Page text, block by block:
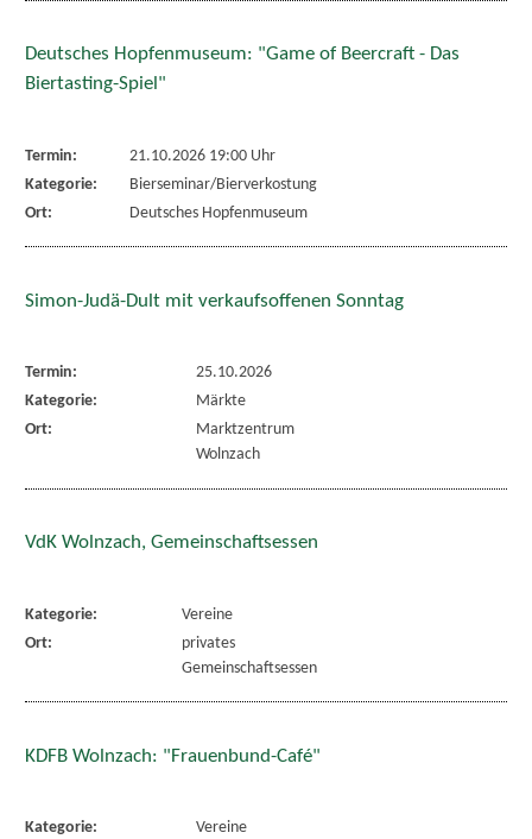
Deutsches Hopfenmuseum: "Game of Beercraft - Das
Biertasting-Spiel"
Termin:
21.10.2026 19:00 Uhr
Kategorie:
Bierseminar/Bierverkostung
Ort:
Deutsches Hopfenmuseum
Simon-Judä-Dult mit verkaufsoffenen Sonntag
Termin:
25.10.2026
Kategorie:
Märkte
Ort:
Marktzentrum
Wolnzach
VdK Wolnzach, Gemeinschaftsessen
Kategorie:
Vereine
Ort:
privates
Gemeinschaftsessen
KDFB Wolnzach: "Frauenbund-Café"
Kategorie:
Vereine